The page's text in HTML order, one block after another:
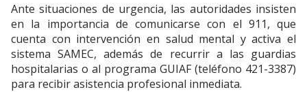
Ante situaciones de urgencia, las autoridades insisten
en la importancia de comunicarse con el 911, que
cuenta con intervención en salud mental y activa el
sistema SAMEC, además de recurrir a las guardias
hospitalarias o al programa GUIAF (teléfono 421-3387)
para recibir asistencia profesional inmediata.